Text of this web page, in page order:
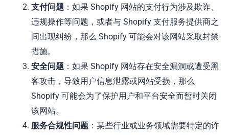
支付问题 ：如果 Shopify 网站的支付行为涉及欺诈、
违规操作等问题，或者与 Shopify 支付服务提供商之
间出现纠纷，那么 Shopify 可能会对该网站采取封禁
措施。
安全问题 ：如果 Shopify 网站存在安全漏洞或遭受黑
客攻击，导致用户信息泄露或网站受损，那么
Shopify 可能会为了保护用户和平台安全而暂时关闭
该网站。
服务合规性问题 ：某些行业或业务领域需要特定的许